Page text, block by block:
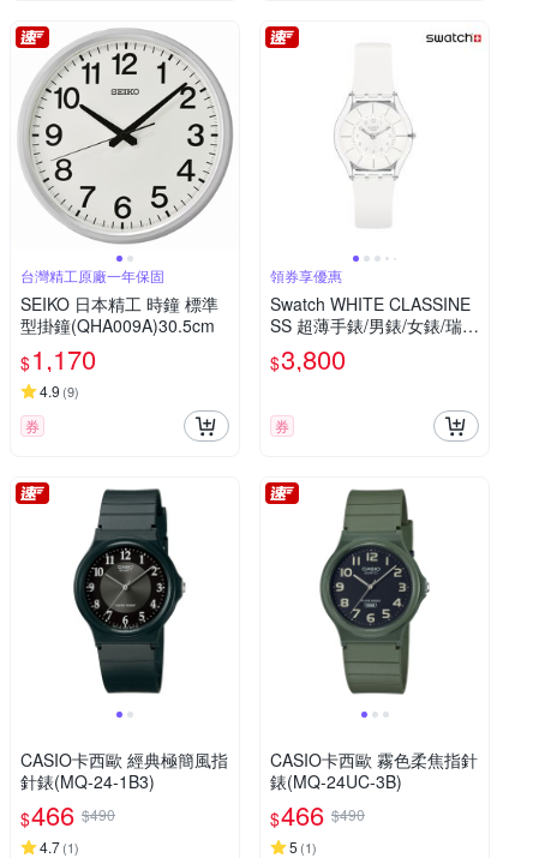
台灣精工原廠一年保固
SEIKO 日本精工 時鐘 標準
型掛鐘(QHA009A)30.5cm
$1,170
4.9 (9)
券
領券享優惠
Swatch WHITE CLASSINE
SS 超薄手錶/男錶/女錶/瑞士
製造 SS08K102-S14 (34m
m)
$3,800
券
CASIO卡西歐 經典極簡風指
針錶(MQ-24-1B3)
$466 $490
4.7(1)
CASIO卡西歐 霧色柔焦指針
錶(MQ-24UC-3B)
$466 $490
5 (1)